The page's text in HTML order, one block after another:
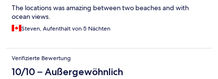
The locations was amazing between two beaches and with
ocean views.
Steven, Aufenthalt von 5 Nächten
Verifizierte Bewertung
10/10 – Außergewöhnlich